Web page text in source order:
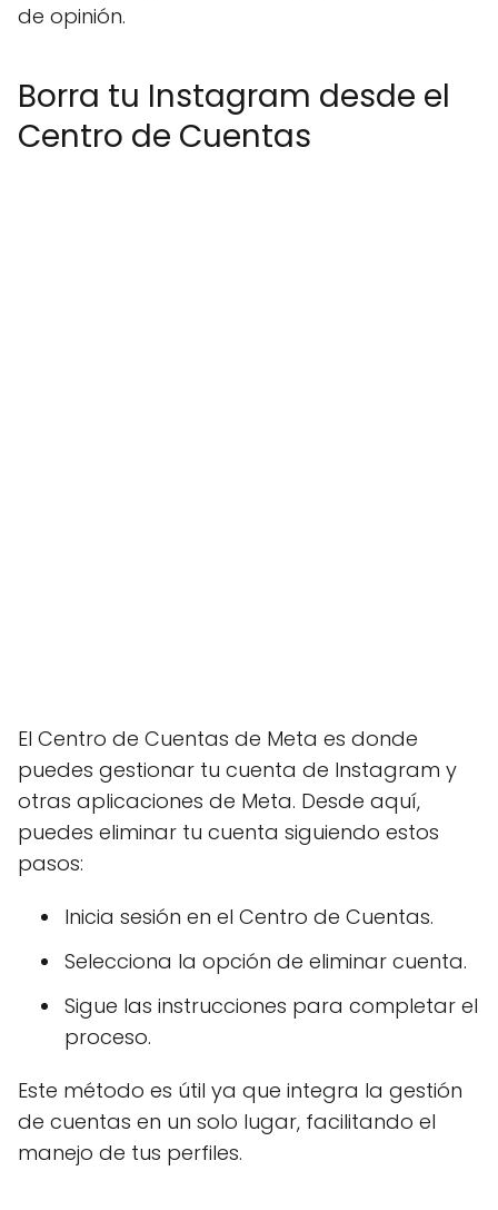
de opinión.
Borra tu Instagram desde el
Centro de Cuentas
El Centro de Cuentas de Meta es donde
puedes gestionar tu cuenta de Instagram y
otras aplicaciones de Meta. Desde aquí,
puedes eliminar tu cuenta siguiendo estos
pasos:
Inicia sesión en el Centro de Cuentas.
Selecciona la opción de eliminar cuenta.
Sigue las instrucciones para completar el
proceso.
Este método es útil ya que integra la gestión
de cuentas en un solo lugar, facilitando el
manejo de tus perfiles.